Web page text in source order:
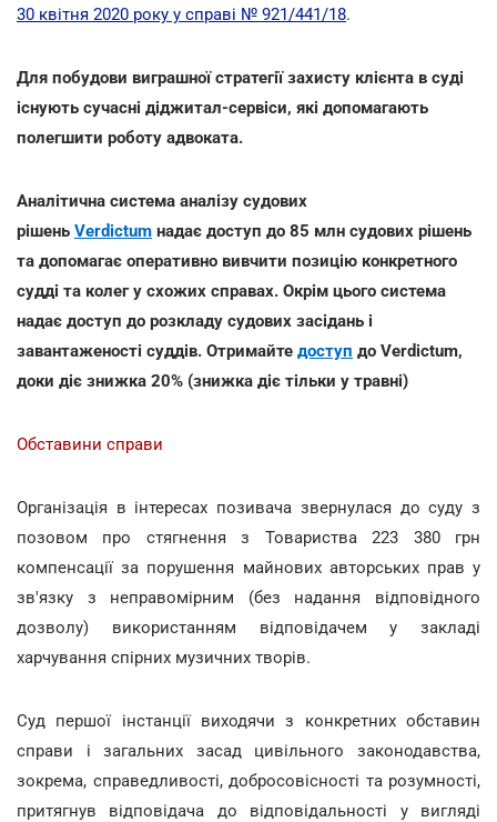
30 квітня 2020 року у справі № 921/441/18.
Для побудови виграшної стратегії захисту клієнта в суді
існують сучасні діджитал-сервіси, які допомагають
полегшити роботу адвоката.
Аналітична система аналізу судових
рішень Verdictum надає доступ до 85 млн судових рішень
та допомагає оперативно вивчити позицію конкретного
судді та колег у схожих справах. Окрім цього система
надає доступ до розкладу судових засідань і
завантаженості суддів. Отримайте доступ до Verdictum,
доки діє знижка 20% (знижка діє тільки у травні)
Обставини справи
Організація в інтересах позивача звернулася до суду з
позовом про стягнення з Товариства 223 380 грн
компенсації за порушення майнових авторських прав у
зв'язку з неправомірним (без надання відповідного
дозволу) використанням відповідачем у закладі
харчування спірних музичних творів.
Суд першої інстанції виходячи з конкретних обставин
справи і загальних засад цивільного законодавства,
зокрема, справедливості, добросовісності та розумності,
притягнув відповідача до відповідальності у вигляді